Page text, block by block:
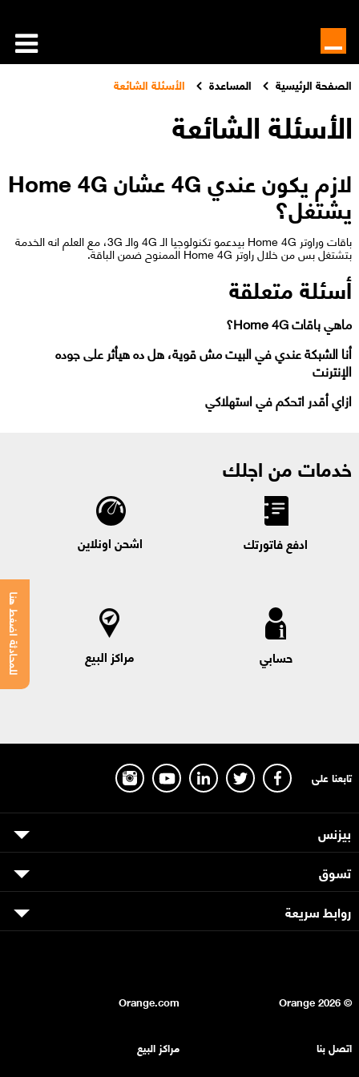
الصفحة الرئيسية المساعدة الأسئلة الشائعة
الأسئلة الشائعة
لازم يكون عندي 4G عشان Home 4G
يشتغل؟
باقات وراوتر Home 4G بيدعمو تكنولوجيا الـ 4G والـ 3G، مع العلم انه الخدمة
بتشتغل بس من خلال راوتر Home 4G الممنوح ضمن الباقة.
أسئلة متعلقة
ماهي باقات Home 4G؟
أنا الشبكة عندي في البيت مش قوية، هل ده هيأثر على جوده
الإنترنت
ازاي أقدر اتحكم في استهلاكي
خدمات من اجلك
ادفع فاتورتك اشحن اونلاين
حسابي مراكز البيع للمحادثة اضغط هنا
تابعنا على
بيزنس
تسوق
روابط سريعة
© Orange
2026
Orange.com
اتصل بنا مراكز البيع